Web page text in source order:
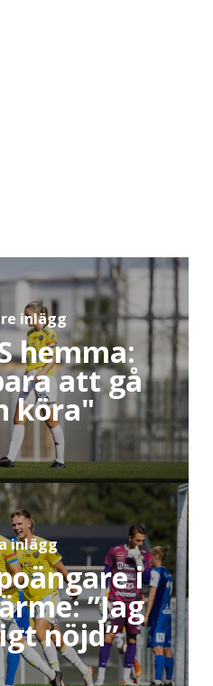
inlägg
hemma:
att gå
köra"
inlägg
i
”Jag
nöjd”